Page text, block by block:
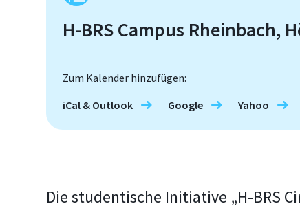
H-BRS Campus Rheinbach,
Zum Kalender hinzufügen:
iCal & Outlook
Google Yahoo
Die studentische Initiative „H-BRS